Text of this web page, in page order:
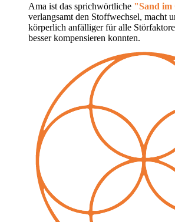
Ama ist das sprichwörtliche "Sand im
verlangsamt den Stoffwechsel, macht
körperlich anfälliger für alle
besser kompensieren konnten.